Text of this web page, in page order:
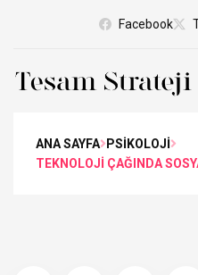
Facebook
ANA SAYFA
PSİKOLOJİ
TEKNOLOJİ ÇAĞINDA